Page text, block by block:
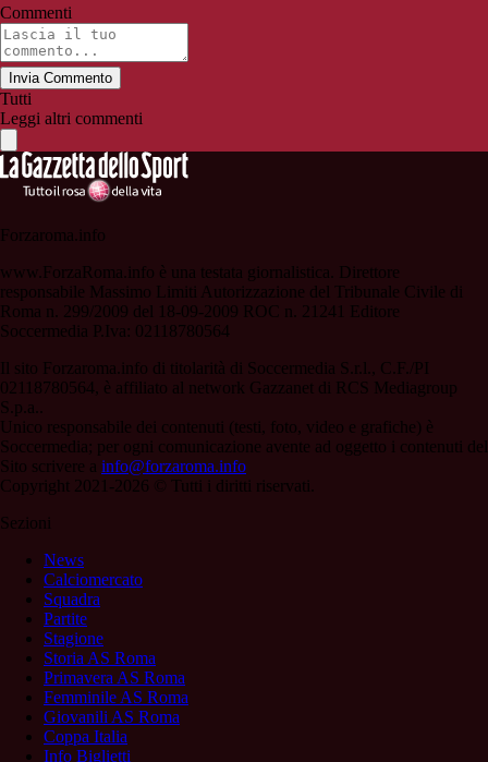
Commenti
Invia Commento
Tutti
Leggi altri commenti
Forzaroma.info
www.ForzaRoma.info è una testata giornalistica. Direttore
responsabile Massimo Limiti Autorizzazione del Tribunale Civile di
Roma n. 299/2009 del 18-09-2009 ROC n. 21241 Editore
Soccermedia P.Iva: 02118780564
Il sito Forzaroma.info di titolarità di Soccermedia S.r.l., C.F./PI
02118780564, è affiliato al network Gazzanet di RCS Mediagroup
S.p.a..
Unico responsabile dei contenuti (testi, foto, video e grafiche) è
Soccermedia; per ogni comunicazione avente ad oggetto i contenuti del
Sito scrivere a info@forzaroma.info
Copyright 2021-2026 © Tutti i diritti riservati.
Sezioni
News
Calciomercato
Squadra
Partite
Stagione
Storia AS Roma
Primavera AS Roma
Femminile AS Roma
Giovanili AS Roma
Coppa Italia
Info Biglietti